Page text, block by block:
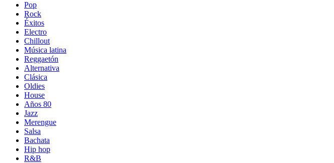
Pop
Rock
Éxitos
Electro
Chillout
Música latina
Reggaetón
Alternativa
Clásica
Oldies
House
Años 80
Jazz
Merengue
Salsa
Bachata
Hip hop
R&B